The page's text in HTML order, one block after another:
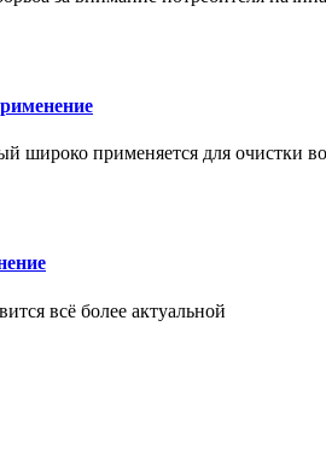
широко применяется для очистки
всё более актуальной